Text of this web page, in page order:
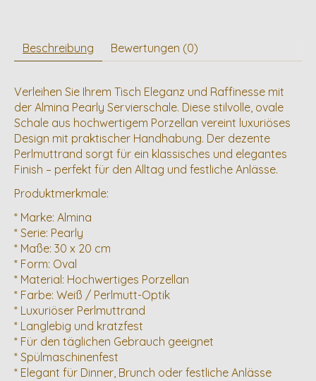
Beschreibung Bewertungen (0)
Verleihen Sie Ihrem Tisch Eleganz und Raffinesse mit
der Almina Pearly Servierschale. Diese stilvolle, ovale
Schale aus hochwertigem Porzellan vereint luxuriöses
Design mit praktischer Handhabung. Der dezente
Perlmuttrand sorgt für ein klassisches und elegantes
Finish – perfekt für den Alltag und festliche Anlässe.
Produktmerkmale:
* Marke: Almina
* Serie: Pearly
* Maße: 30 x 20 cm
* Form: Oval
* Material: Hochwertiges Porzellan
* Farbe: Weiß / Perlmutt-Optik
* Luxuriöser Perlmuttrand
* Langlebig und kratzfest
* Für den täglichen Gebrauch geeignet
* Spülmaschinenfest
* Elegant für Dinner, Brunch oder festliche Anlässe